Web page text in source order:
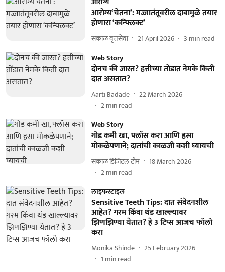
आरोग्य‘चेतना’: मज्जातंतूवरील दाबामुळे तयार
होणारा ‘कन्फ्लिक्ट’
सकाळ वृत्तसेवा 21 April 2026 3 min read
Web Story
दोनच की जास्त? हत्तीच्या तोंडात नेमके किती
दात असतात?
Aarti Badade
22 March 2026
2min read
Web Story
गोड कमी खा, फ्लॉस करा आणि हसा
मोकळेपणाने; दातांची काळजी कशी घ्यायची
सकाळ डिजिटल टीम
18 March 2026
2min read
लाइफस्टाइल
Sensitive Teeth Tips: दात संवेदनशील
आहेत? गरम किंवा थंड खाल्ल्यावर
झिणझिण्या येतात? हे 3 टिप्स आजच फॉलो
करा
Monika Shinde
25 February 2026
1 min read